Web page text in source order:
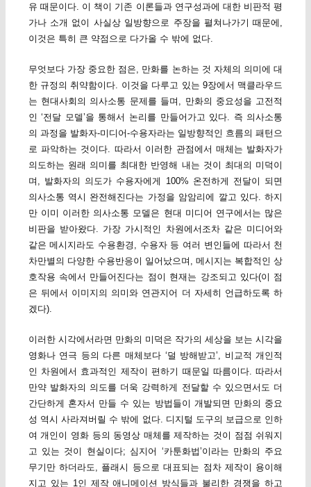
유 때문이다. 이 책이 기존 이론들과 연구성과에 대한 비판적 평
가나 소개 없이 사실상 일방향으로 주장을 펼쳐나가기 때문에,
이것은 특히 큰 약점으로 다가올 수 밖에 없다.
무엇보다 가장 중요한 점은, 만화를 논하는 것 자체의 의미에 대
한 규정의 취약함이다. 이것을 다루고 있는 9장에서 맥클라우드
는 현대사회의 의사소통 문제를 들며, 만화의 중요성을 고전적
인 ‘전달 모델’을 통해서 논리를 만들어가고 있다. 즉 의사소통
의 과정을 발화자-미디어-수용자라는 일방향적인 흐름의 패턴으
로 파악하는 것이다. 따라서 이러한 관점에서 매체는 발화자가
의도하는 원래 의미를 최대한 반영해 내는 것이 최대의 미덕이
며, 발화자의 의도가 수용자에게 100% 온전하게 전달이 되면
의사소통 역시 완전해진다는 가정을 암암리에 깔고 있다. 하지
만 이미 이러한 의사소통 모델은 현대 미디어 연구에서는 많은
비판을 받아왔다. 가장 가시적인 차원에서조차 같은 미디어와
같은 메시지라도 수용환경, 수용자 등 여러 변인들에 따라서 천
차만별의 다양한 수용반응이 일어났으며, 메시지는 복합적인 상
호작용 속에서 만들어진다는 점이 현재는 강조되고 있다(이 점
은 뒤에서 이미지의 의미와 연관지어 더 자세히 언급하도록 하
겠다).
이러한 시각에서라면 만화의 미덕은 작가의 세상을 보는 시각을
영화나 연극 등의 다른 매체보다 ‘덜 방해받고’, 비교적 개인적
인 차원에서 효과적인 제작이 편하기 때문일 따름이다. 따라서
만약 발화자의 의도를 더욱 강력하게 전달할 수 있으면서도 더
간단하게 혼자서 만들 수 있는 방법들이 개발되면 만화의 중요
성 역시 사라져버릴 수 밖에 없다. 디지털 도구의 보급으로 인하
여 개인이 영화 등의 동영상 매체를 제작하는 것이 점점 쉬워지
고 있는 것이 현실이다; 심지어 ‘카툰화법’이라는 만화의 주요
무기만 하더라도, 플래시 등으로 대표되는 점차 제작이 용이해
지고 있는 1인 제작 애니메이션 방식들과 불리한 경쟁을 하고